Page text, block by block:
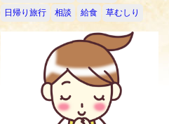
日帰り旅行 相談 給食 草むしり